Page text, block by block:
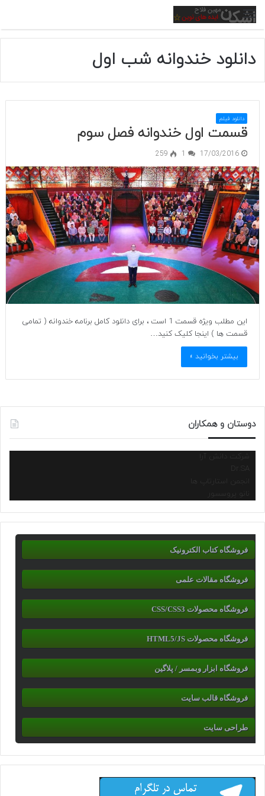
منو
دانلود خندوانه شب اول
دانلود فیلم
قسمت اول خندوانه فصل سوم
17/03/2016
1
259
این مطلب ویژه قسمت 1 است ، برای دانلود کامل برنامه خندوانه ( تمامی
قسمت ها ) اینجا کلیک کنید…
بیشتر بخوانید »
دوستان و همکاران
شرکت دانش آرا
انجمن استارتاپ ها
نانو پروسسور
فروشگاه کتاب الکترونیک
فروشگاه مقالات علمی
فروشگاه محصولات CSS/CSS3
فروشگاه محصولات HTML5/JS
فروشگاه ابزار وبمسر / پلاگین
فروشگاه قالب سایت
طراحی سایت